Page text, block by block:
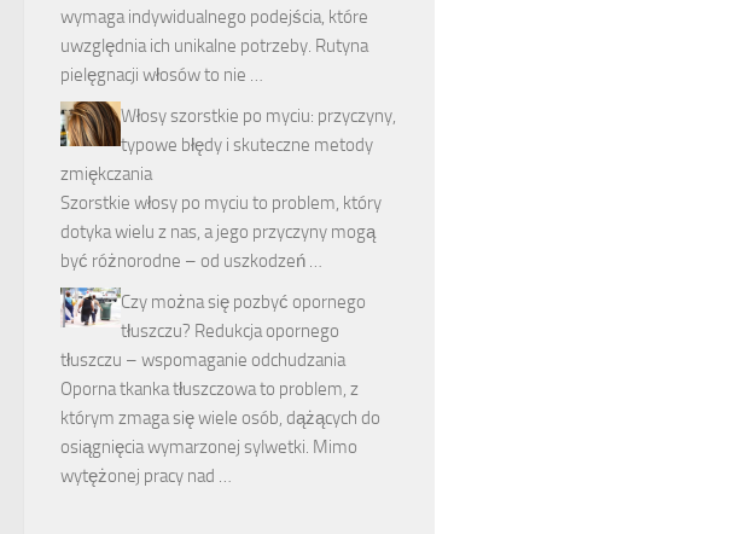
wymaga indywidualnego podejścia, które
uwzględnia ich unikalne potrzeby. Rutyna
pielęgnacji włosów to nie …
Włosy szorstkie po myciu: przyczyny,
typowe błędy i skuteczne metody
zmiękczania
Szorstkie włosy po myciu to problem, który
dotyka wielu z nas, a jego przyczyny mogą
być różnorodne – od uszkodzeń …
Czy można się pozbyć opornego
tłuszczu? Redukcja opornego
tłuszczu – wspomaganie odchudzania
Oporna tkanka tłuszczowa to problem, z
którym zmaga się wiele osób, dążących do
osiągnięcia wymarzonej sylwetki. Mimo
wytężonej pracy nad …